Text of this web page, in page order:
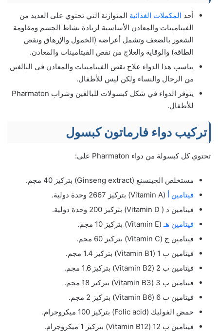
أحد المكملات الغذائية المتوازنة التي تحتوي على العديد من
الفيتامينات والمعادن الأساسية لزيادة نشاط الجسم ومقاومة
الشعور بالضعف وتشمل أعراضه (الخمول والإرهاق ونقص
الطاقة) والوقاية والعلاج من نقص الفيتامينات والمعادن.
يناسب هذا الدواء علاج نقص الفيتامينات والمعادن في البالغين
من الرجال والنساء ولكن ليس للأطفال.
يتوفر الدواء في شكل كبسولات للبالغين وشراب Pharmaton
للأطفال.
تركيب دواء فارماتون كبسول
تحتوي كل كبسولة من دواء Pharmaton على:
مستخلص الجينسنغ (Ginseng extract) بتركيز 40 مجم.
فيتامين أ (Vitamin A) بتركيز 2667 وحدة دولية.
فيتامين د ( Vitamin D) بتركيز 200 وحدة دولية.
فيتامين هـ(Vitamin E) بتركيز 10 مجم.
فيتامين ج (Vitamin C) بتركيز 60 مجم.
فيتامين ب 1 (Vitamin B1) بتركيز 1.4 مجم.
فيتامين ب 2 (Vitamin B2) بتركيز 1.6 مجم.
فيتامين ب 3 (Vitamin B3) بتركيز 18 مجم.
فيتامين ب 6 (Vitamin B6) بتركيز 2 مجم.
حمض الفوليك (Folic acid) بتركيز 100 ميكروجرام.
فيتامين ب 12 (Vitamin B12) بتركيز 1 ميكروجرام.